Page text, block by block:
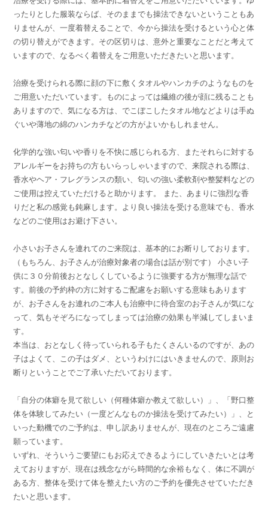
ったりとした服装ならば、そのままでも操法できないということもあ
りませんが、一度着替えることで、今から操法を受けるという心と体
の切り替えができます。その区切りは、意外と重要なことだと考えて
いますので、なるべく着替えをご用意いただきたいと思います。
治療を受けられる際に顔の下に敷くタオルやハンカチのようなものを
ご用意いただいています。ものによっては繊維の後が顔に残ることも
ありますので、気になる方は、でこぼこしたタオル地などよりは手ぬ
ぐいや薄地の綿のハンカチなどの方がよいかもしれません。
化学的な強い匂いや香りを不快に感じられる方、またそれらに対する
アレルギーをお持ちの方もいらっしゃいますので、来院される際は、
香水やヘア・フレグランスの類い、匂いの強い柔軟剤や整髪料などの
ご使用は控えていただけると助かります。 また、あまりに強烈な香
りだと私の感覚も鈍麻します。より良い操法を受ける意味でも、香水
などのご使用はお避け下さい。
小さいお子さんを連れてのご来院は、基本的にお断りしております。
（もちろん、お子さんが治療対象者の場合は話が別です） 小さい子
供に３０分前後おとなしくしているように強要する方が無理な話で
す。前後の予約枠の方に対するご配慮をお願いする意味もあります
が、お子さんをお連れのご本人も治療中に待合室のお子さんが気にな
って、気もそぞろになってしまっては治療の効果も半減してしまいま
す。
本当は、おとなしく待っていられる子もたくさんいるのですが、あの
子はよくて、この子はダメ、というわけにはいきませんので、原則お
断りということでご了承いただいております。
「自分の体癖を見て欲しい（何種体癖か教えて欲しい）」、「野口整
体を体験してみたい（一度どんなものか操法を受けてみたい）」、と
いった動機でのご予約は、申し訳ありませんが、現在のところご遠慮
願っています。
いずれ、そういうご要望にもお応えできるようにしていきたいとは考
えておりますが、現在は残念ながら時間的な余裕もなく、体に不調が
ある方、整体を受けて体を整えたい方のご予約を優先させていただき
たいと思います。